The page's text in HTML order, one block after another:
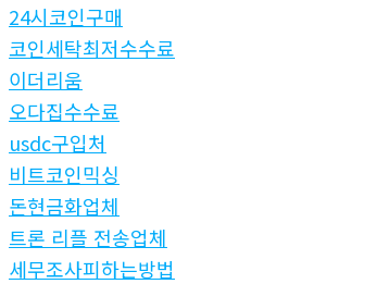
24시코인구매
코인세탁최저수수료
이더리움
오다집수수료
usdc구입처
비트코인믹싱
돈현금화업체
트론 리플 전송업체
세무조사피하는방법